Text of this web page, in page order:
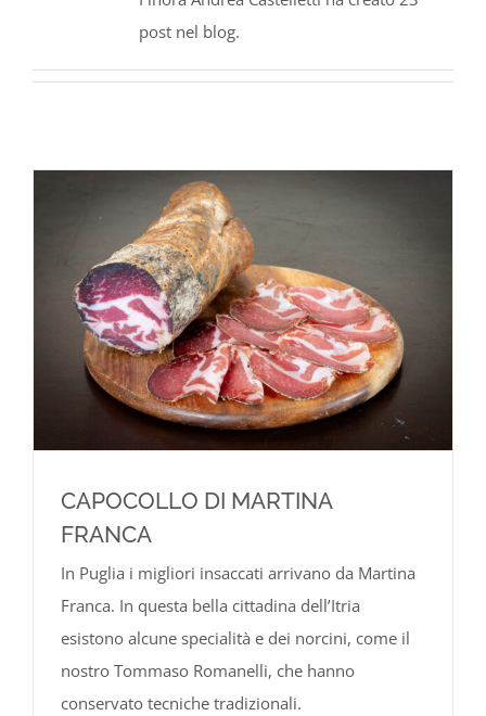
post nel blog.
CAPOCOLLO DI MARTINA
FRANCA
In Puglia i migliori insaccati arrivano da Martina
Franca. In questa bella cittadina dell’Itria
esistono alcune specialità e dei norcini, come il
nostro Tommaso Romanelli, che hanno
conservato tecniche tradizionali.